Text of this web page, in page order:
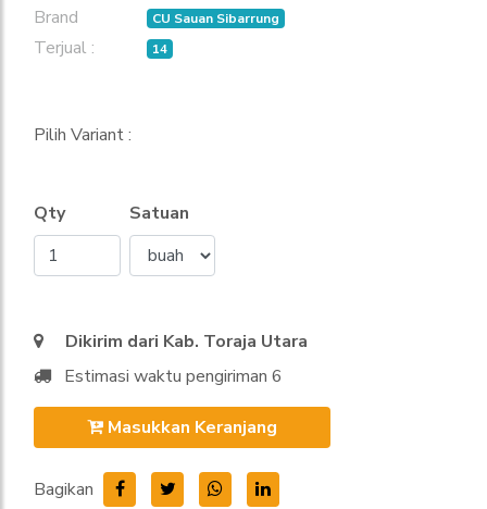
Brand CU Sauan Sibarrung
Terjual : 14
Pilih Variant :
Qty Satuan
Dikirim dari Kab. Toraja Utara
Estimasi waktu pengiriman 6
Masukkan Keranjang
Bagikan